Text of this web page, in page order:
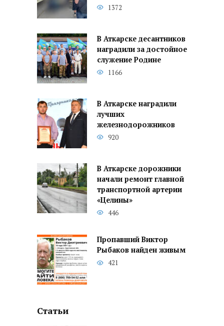
1372
В Аткарске десантников
наградили за достойное
служение Родине
1166
В Аткарске наградили
лучших
железнодорожников
920
В Аткарске дорожники
начали ремонт главной
транспортной артерии
«Целины»
446
Пропавший Виктор
Рыбаков найден живым
421
Статьи